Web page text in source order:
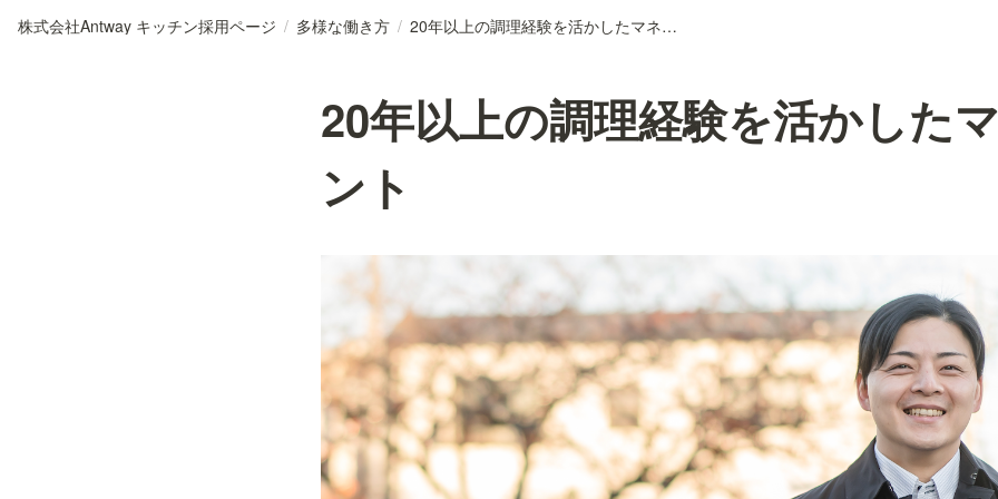
株式会社Antway キッチン採用ページ / 多様な働き方 / 20年以上の調理経験を活かしたマネジメント
20年以上の調理経験を活かした
ント